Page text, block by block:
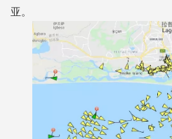
亚。